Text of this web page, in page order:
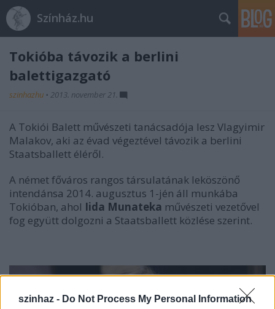
szinhaz - Do Not Process My Personal Information
Színház.hu
Tokióba távozik a berlini
balettigazgató
szinhazhu • 2013. november 21.
A Tokiói Balett művészeti tanácsadója lesz Vlagyimir
Malakov, aki az évad végeztével távozik a berlini
Staatsballett éléről.
A német főváros rangos társulatának leköszönő
intendánsa 2014. augusztus 1-jén áll munkába
Tokióban, ahol Iida Munateka művészeti vezetővel
fog együtt dolgozni a Staatsballett közlése szerint.